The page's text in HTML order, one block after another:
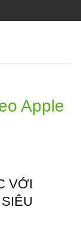
Apple
VỚI